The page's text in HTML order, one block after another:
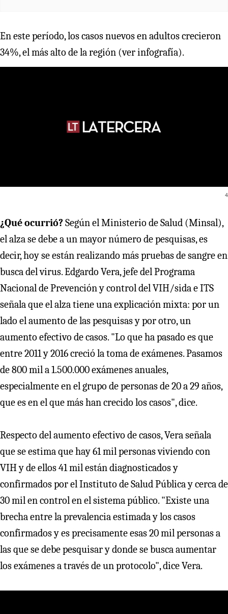
En este período, los casos nuevos en adultos crecieron
34%, el más alto de la región (ver infografía).
4
¿Qué ocurrió? Según el Ministerio de Salud (Minsal),
el alza se debe a un mayor número de pesquisas, es
decir, hoy se están realizando más pruebas de sangre en
busca del virus. Edgardo Vera, jefe del Programa
Nacional de Prevención y control del VIH/sida e ITS
señala que el alza tiene una explicación mixta: por un
lado el aumento de las pesquisas y por otro, un
aumento efectivo de casos. "Lo que ha pasado es que
entre 2011 y 2016 creció la toma de exámenes. Pasamos
de 800 mil a 1.500.000 exámenes anuales,
especialmente en el grupo de personas de 20 a 29 años,
que es en el que más han crecido los casos", dice.
Respecto del aumento efectivo de casos, Vera señala
que se estima que hay 61 mil personas viviendo con
VIH y de ellos 41 mil están diagnosticados y
confirmados por el Instituto de Salud Pública y cerca de
30 mil en control en el sistema público. "Existe una
brecha entre la prevalencia estimada y los casos
confirmados y es precisamente esas 20 mil personas a
las que se debe pesquisar y donde se busca aumentar
los exámenes a través de un protocolo", dice Vera.